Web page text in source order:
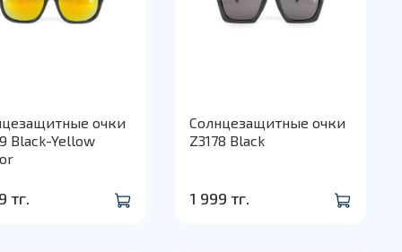
очки
Black-Yellow
тг.
Солнцезащитные очки
Z3178 Black
1 999 тг.